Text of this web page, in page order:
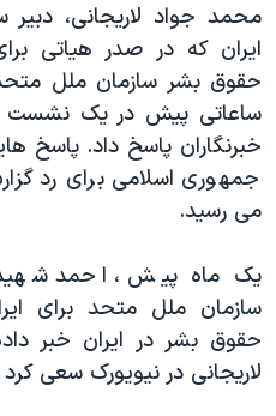
آرشیو پخش زنده
مجموعه مستندهای دادخواهی
تریبونال مردمی آبان ۹۸
دادگاه حمید نوری
چهل سال گروگان‌گیری
قانون شفافیت دارائی کادر رهبری
اسرائیل در جنگ
نرگس محمدی برنده جایزه نوبل
همایش محافظه‌کاران آمریکا
محمد جواد لاریجانی،
ایران که در صدر هیاتی
حقوق بشر سازمان ملل
ساعاتی پیش در یک نشست
خبرنگاران پاسخ داد. پاسخ
جمهوری اسلامی برای رد
می رسید.
یک ماه پیش ، احمد
سازمان ملل متحد برای
حقوق بشر در ایران خبر
لاریجانی در نیویورک سعی